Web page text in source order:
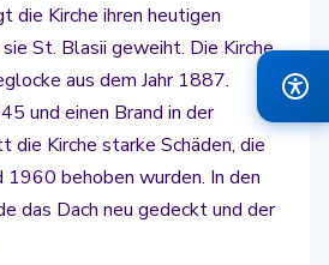
die Kirche ihren heutigen
St. Blasii geweiht. Die Kirche
aus dem Jahr 1887.
und einen Brand in der
die Kirche starke Schäden, die
behoben wurden. In den
das Dach neu gedeckt und der